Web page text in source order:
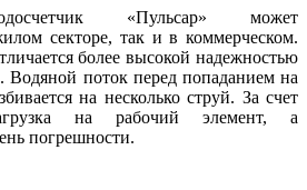
«Пульсар» может
секторе, так и в коммерческом.
более высокой надежностью
Водяной поток перед попаданием на
на несколько струй. За счет
на рабочий элемент, а
погрешности.